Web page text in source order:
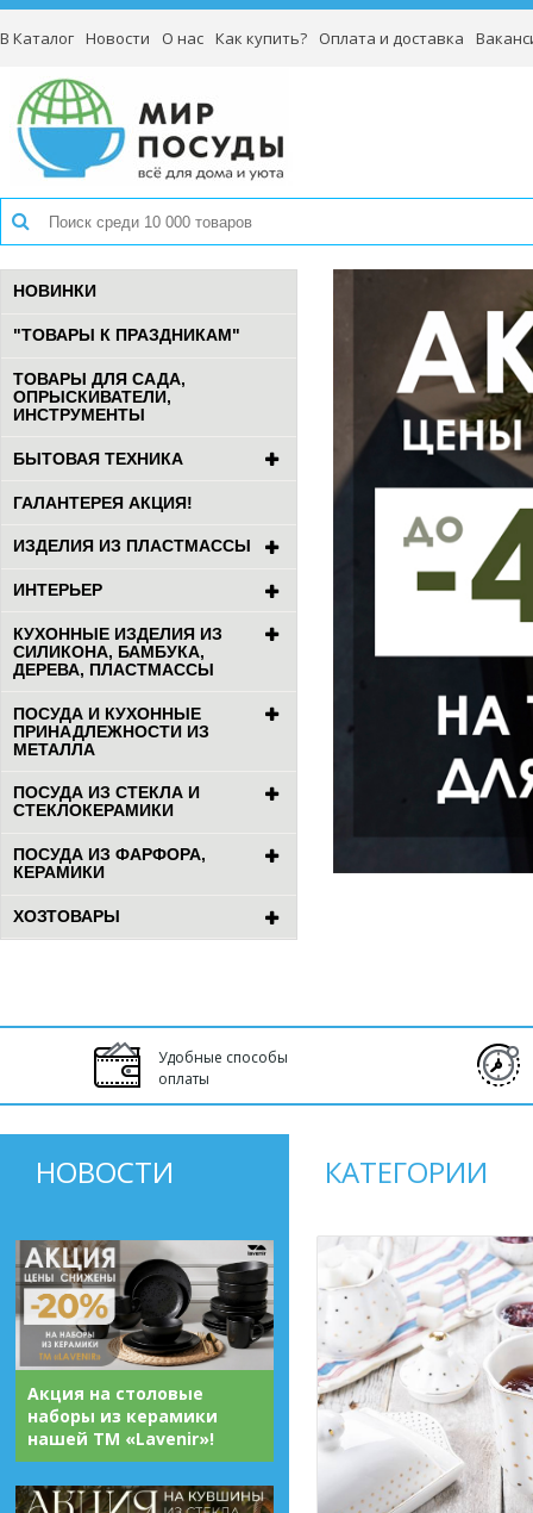
В Каталог Новости О нас Как купить? Оплата и доставка
НОВИНКИ
"ТОВАРЫ К ПРАЗДНИКАМ"
ТОВАРЫ ДЛЯ САДА,
ОПРЫСКИВАТЕЛИ,
ИНСТРУМЕНТЫ
БЫТОВАЯ ТЕХНИКА
ГАЛАНТЕРЕЯ АКЦИЯ!
ИЗДЕЛИЯ ИЗ ПЛАСТМАССЫ
ИНТЕРЬЕР
КУХОННЫЕ ИЗДЕЛИЯ ИЗ
СИЛИКОНА, БАМБУКА,
ДЕРЕВА, ПЛАСТМАССЫ
ПОСУДА И КУХОННЫЕ
ПРИНАДЛЕЖНОСТИ ИЗ
МЕТАЛЛА
ПОСУДА ИЗ СТЕКЛА И
СТЕКЛОКЕРАМИКИ
ПОСУДА ИЗ ФАРФОРА,
КЕРАМИКИ
ХОЗТОВАРЫ
Удобные способы
оплаты
НОВОСТИ
Акция на столовые
наборы из керамики
нашей ТМ «Lavenir»!
КАТЕГОРИИ